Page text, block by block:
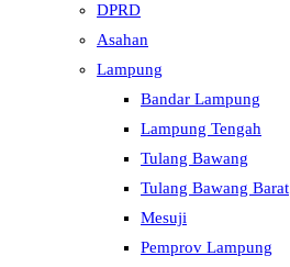
DPRD
Asahan
Lampung
Bandar Lampung
Lampung Tengah
Tulang Bawang
Tulang Bawang Barat
Mesuji
Pemprov Lampung